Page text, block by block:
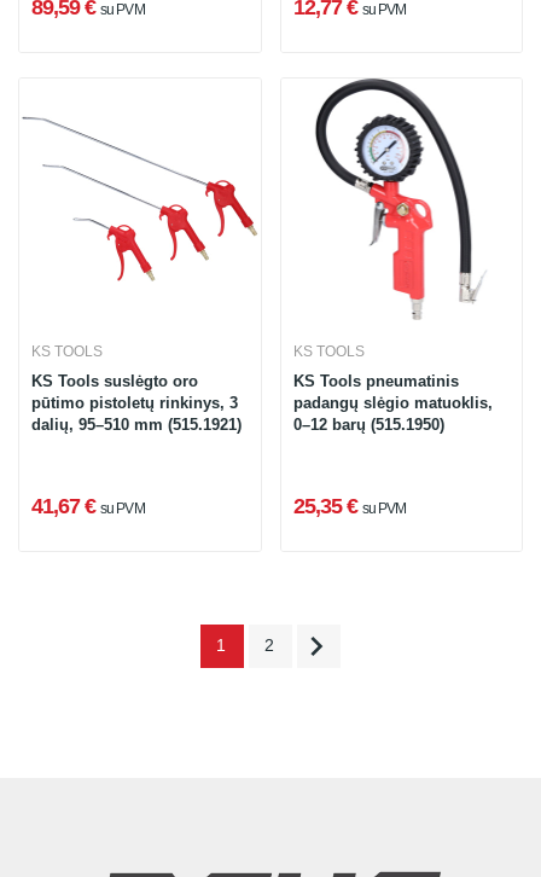
89,59 € su PVM 12,77 € su PVM
KS TOOLS
KS Tools suslėgto oro
pūtimo pistoletų rinkinys, 3
dalių, 95–510 mm (515.1921)
41,67 € su PVM
KS TOOLS
KS Tools pneumatinis
padangų slėgio matuoklis,
0–12 barų (515.1950)
25,35 € su PVM
1 2 